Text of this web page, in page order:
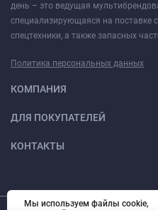
день – это ведущая
специализирующаяся на поставке
спецтехники, а также запасных
Политика персональных данных
КОМПАНИЯ
ДЛЯ ПОКУПАТЕЛЕЙ
КОНТАКТЫ
Мы используем файлы cookie,